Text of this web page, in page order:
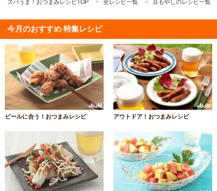
ズバうま！おつまみレシピTOP 全レシピ一覧 豆もやしのレシピ一覧
今月のおすすめ 特集レシピ
ビールに合う！おつまみレシピ アウトドア！おつまみレシピ